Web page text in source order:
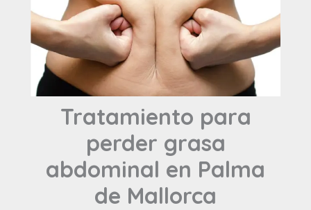
Tratamiento para
perder grasa
abdominal en Palma
de Mallorca